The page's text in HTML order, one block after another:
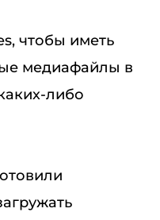
чтобы иметь
медиафайлы в
либо